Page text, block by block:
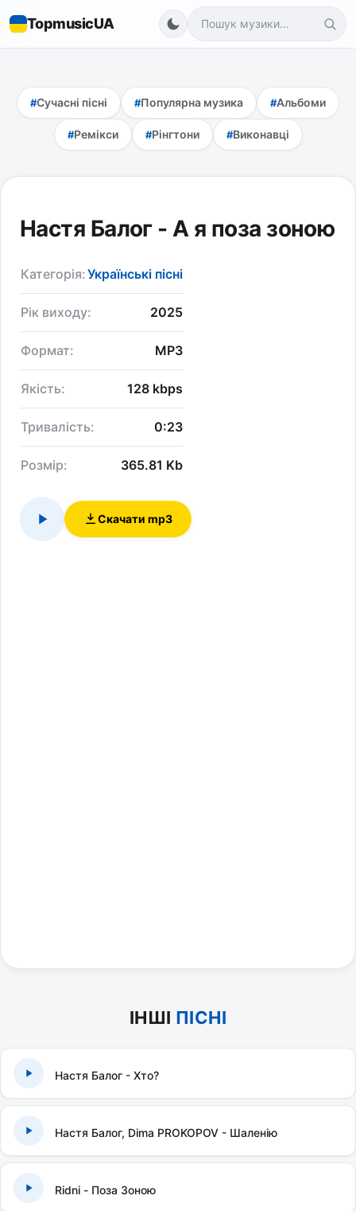
TopmusicUA
Сучасні пісні Популярна музика Альбоми
Ремікси Рінгтони Виконавці
Настя Балог - А я поза зоною
Категорія:Українські пісні
Рік виходу: 2025
Формат: MP3
Якість: 128 kbps
Тривалість: 0:23
Розмір: 365.81 Kb
Скачати mp3
ІНШІ ПІСНІ
Настя Балог - Хто?
Настя Балог, Dima PROKOPOV - Шаленію
Ridni - Поза Зоною